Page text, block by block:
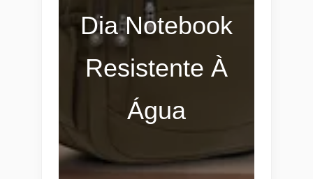
Dia Notebook
Resistente À
Água